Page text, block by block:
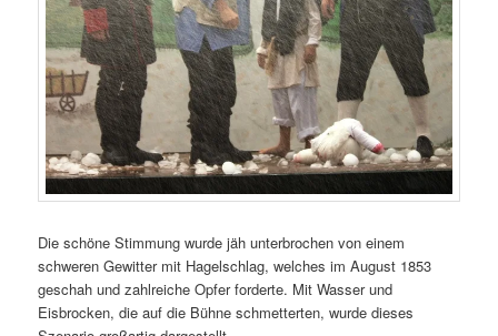
Die schöne Stimmung wurde jäh unterbrochen von einem
schweren Gewitter mit Hagelschlag, welches im August 1853
geschah und zahlreiche Opfer forderte. Mit Wasser und
Eisbrocken, die auf die Bühne schmetterten, wurde dieses